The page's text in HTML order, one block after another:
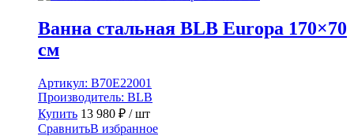
Ванна стальная BLB Europa 170×70
см
Артикул: B70E22001
Производитель: BLB
Купить 13 980 ₽ / шт
СравнитьВ избранное